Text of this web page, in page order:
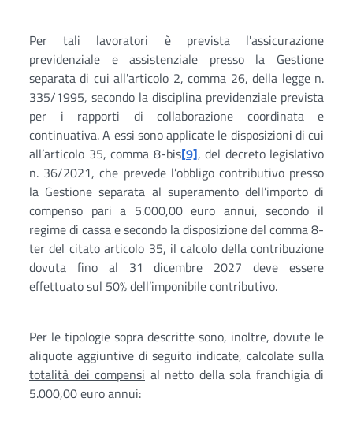
Per tali lavoratori è prevista l'assicurazione
previdenziale e assistenziale presso la Gestione
separata di cui all'articolo 2, comma 26, della legge n.
335/1995, secondo la disciplina previdenziale prevista
per i rapporti di collaborazione coordinata e
continuativa. A essi sono applicate le disposizioni di cui
all’articolo 35, comma 8-bis[9], del decreto legislativo
n. 36/2021, che prevede l’obbligo contributivo presso
la Gestione separata al superamento dell’importo di
compenso pari a 5.000,00 euro annui, secondo il
regime di cassa e secondo la disposizione del comma 8-
ter del citato articolo 35, il calcolo della contribuzione
dovuta fino al 31 dicembre 2027 deve essere
effettuato sul 50% dell’imponibile contributivo.
Per le tipologie sopra descritte sono, inoltre, dovute le
aliquote aggiuntive di seguito indicate, calcolate sulla
totalità dei compensi al netto della sola franchigia di
5.000,00 euro annui: